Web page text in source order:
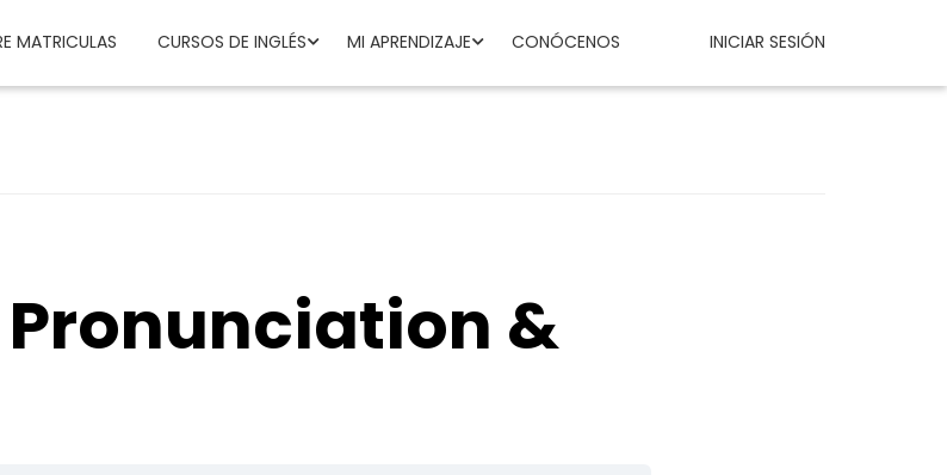
MATRICULAS CURSOS DE INGLÉS MI APRENDIZAJE CONÓCENOS INICIAR SESIÓN
&